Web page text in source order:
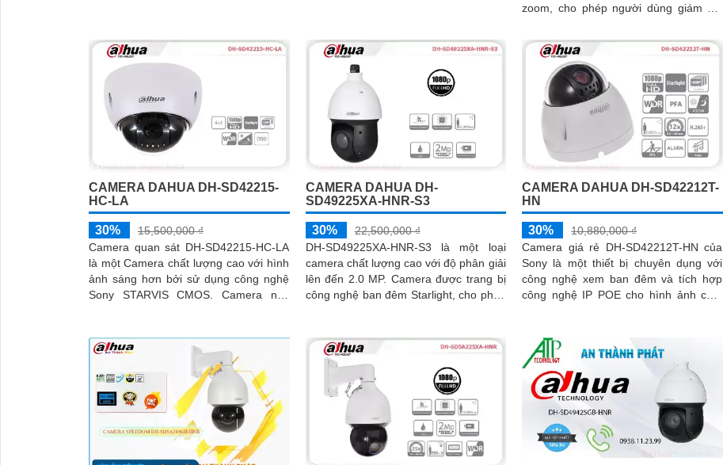
zoom, cho phép người dùng giám sát
CAMERA DAHUA DH-SD42215-
HC-LA
30%
15,500,000 ₫
Camera quan sát DH-SD42215-HC-LA
là một Camera chất lượng cao với hình
ảnh sáng hơn bởi sử dụng công nghệ
Sony STARVIS CMOS. Camera này
Ngoại Siêu Xa
CAMERA DAHUA DH-
SD49225XA-HNR-S3
30%
22,500,000 ₫
DH-SD49225XA-HNR-S3 là một loại
camera chất lượng cao với độ phân giải
lên đến 2.0 MP. Camera được trang bị
công nghệ ban đêm Starlight, cho phép
CAMERA DAHUA DH-SD42212T-
HN
30%
10,880,000 ₫
Camera giá rẻ DH-SD42212T-HN của
Sony là một thiết bị chuyên dụng với
công nghệ xem ban đêm và tích hợp
công nghệ IP POE cho hình ảnh chất